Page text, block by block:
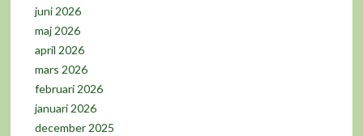
juni 2026
maj 2026
april 2026
mars 2026
februari 2026
januari 2026
december 2025